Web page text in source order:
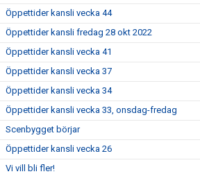
Öppettider kansli vecka 44
Öppettider kansli fredag 28 okt 2022
Öppettider kansli vecka 41
Öppettider kansli vecka 37
Öppettider kansli vecka 34
Öppettider kansli vecka 33, onsdag-fredag
Scenbygget börjar
Öppettider kansli vecka 26
Vi vill bli fler!